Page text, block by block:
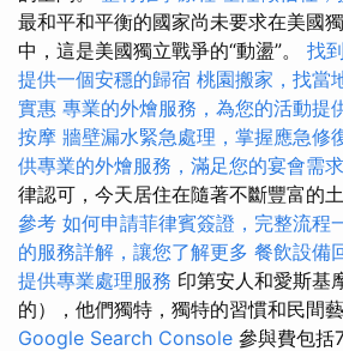
最和平和平衡的國家尚未要求在美國
中，這是美國獨立戰爭的“動盪”。 找
提供一個安穩的歸宿 桃園搬家，找當
實惠 專業的外燴服務，為您的活動提
按摩 牆壁漏水緊急處理，掌握應急修
供專業的外燴服務，滿足您的宴會需求
律認可，今天居住在隨著不斷豐富的
參考 如何申請菲律賓簽證，完整流程
的服務詳解，讓您了解更多 餐飲設備
提供專業處理服務 印第安人和愛斯基
的），他們獨特，獨特的習慣和民間
Google Search Console 參與費包括